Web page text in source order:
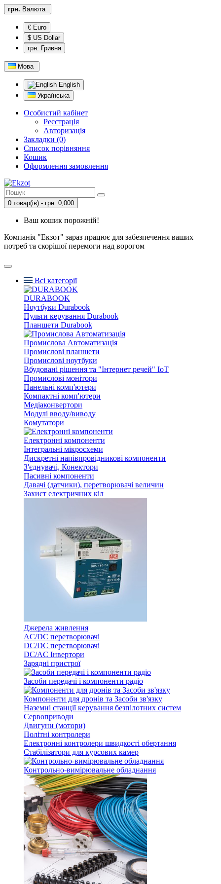
грн. Валюта
€ Euro
$ US Dollar
грн. Гривня
Мова
English
Українська
Особистий кабінет
Реєстрація
Авторизація
Закладки (0)
Список порівняння
Кошик
Оформлення замовлення
0 товар(ів) - грн. 0,000
Ваш кошик порожній!
Компанія "Екзот" зараз працює для забезпечення ваших
потреб та скорішої перемоги над ворогом
Всі категорії
DURABOOK
Ноутбуки Durabook
Пульти керування Durabook
Планшети Durabook
Промислова Автоматизація
Промислові планшети
Промислові ноутбуки
Вбудовані рішення та "Інтернет речей" IoT
Промислові монітори
Панельні комп'ютери
Компактні комп'ютери
Медіаконвертори
Модулі вводу/виводу
Комутатори
Електронні компоненти
Інтегральні мікросхеми
Дискретні напівпровідникові компоненти
З'єднувачі, Конектори
Пасивні компоненти
Давачі (датчики), перетворювачі величин
Захист електричних кіл
Джерела живлення
AC/DC перетворювачі
DC/DC перетворювачі
DC/AC Інвертори
Зарядні пристрої
Засоби передачі і компоненти радіо
Компоненти для дронів та Засоби зв'язку
Наземні станції керування безпілотних систем
Сервоприводи
Двигуни (мотори)
Політні контролери
Електронні контролери швидкості обертання
Стабілізатори для курсових камер
Контрольно-вимірювальне обладнання